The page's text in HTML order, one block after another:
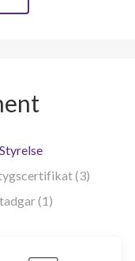
Styrelse
(3)
(1)